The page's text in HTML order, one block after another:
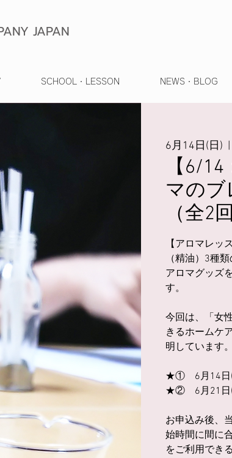
JAPAN
SCHOOL・LESSON NEWS・BLOG
6月14日(日)
  |
【6/
マのブ
（全2
【アロマレッ
（精油）3種
アロマグッズ
す。
今回は、「女
きるホームケ
明しています。
★① 6月14日(
★② 6月21日(
お申込み後、
始時間に間に
をご利用でき